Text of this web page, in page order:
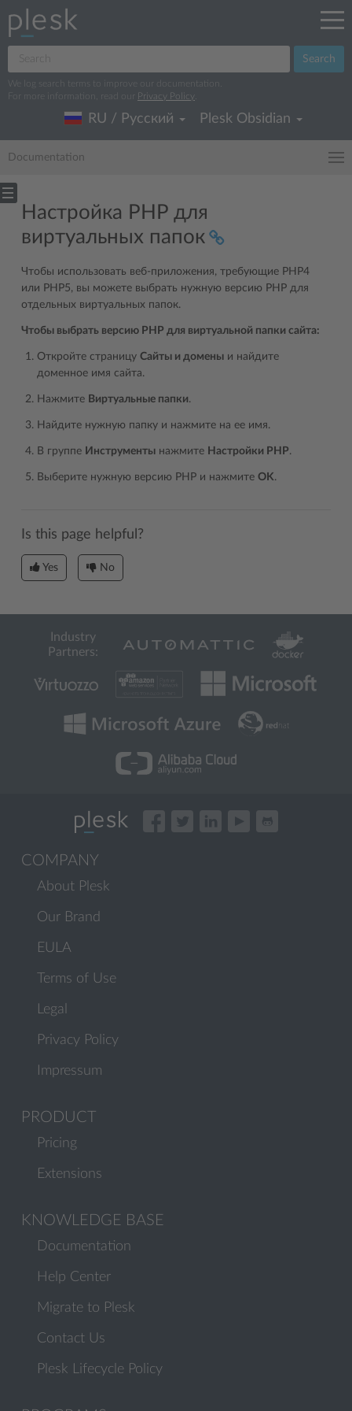
Search
We log search terms to improve our documentation.
For more information, read our
Privacy Policy
RU / Русский Plesk Obsidian
Documentation
Настройка PHP для
виртуальных папок
Чтобы использовать веб-приложения, требующие PHP4
или PHP5, вы можете выбрать нужную версию PHP для
отдельных виртуальных папок.
Чтобы выбрать версию PHP для виртуальной папки сайта:
Откройте страницу Сайты и домены и найдите
доменное имя сайта.
Нажмите Виртуальные папки.
Найдите нужную папку и нажмите на ее имя.
В группе Инструменты нажмите Настройки PHP.
Выберите нужную версию PHP и нажмите OK.
Is this page helpful?
Yes No
Industry
Partners:
COMPANY
About Plesk
Our Brand
EULA
Terms of Use
Legal
Privacy Policy
Impressum
PRODUCT
Pricing
Extensions
KNOWLEDGE BASE
Documentation
Help Center
Migrate to Plesk
Contact Us
Plesk Lifecycle Policy